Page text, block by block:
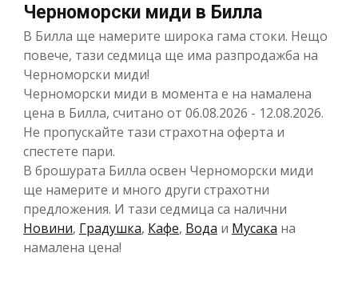
Черноморски миди в Билла
В Билла ще намерите широка гама стоки. Нещо
повече, тази седмица ще има разпродажба на
Черноморски миди!
Черноморски миди в момента е на намалена
цена в Билла, считано от 06.08.2026 - 12.08.2026.
Не пропускайте тази страхотна оферта и
спестете пари.
В брошурата Билла освен Черноморски миди
ще намерите и много други страхотни
предложения. И тази седмица са налични
Новини, Градушка, Кафе, Вода и Мусака на
намалена цена!